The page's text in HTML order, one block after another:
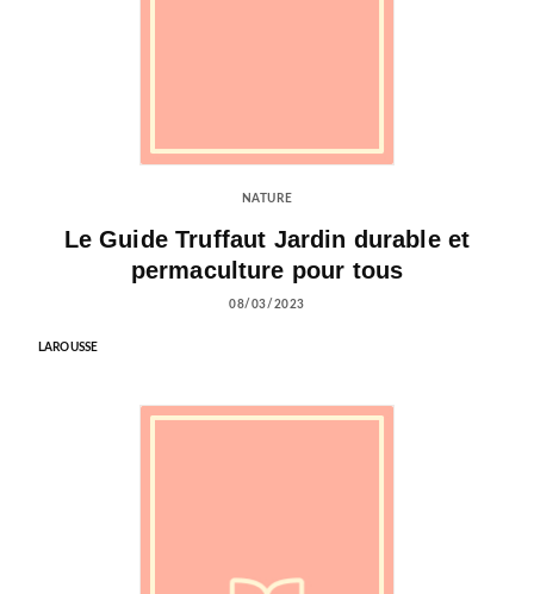
NATURE
Le Guide Truffaut Jardin durable et
permaculture pour tous
08/03/2023
LAROUSSE